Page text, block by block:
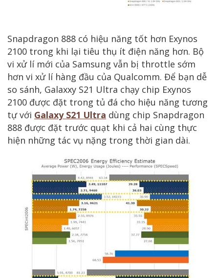
Snapdragon 888 có hiệu năng tốt hơn Exynos
2100 trong khi lại tiêu thụ ít điện năng hơn. Bộ
vi xử lí mới của Samsung vẫn bị throttle sớm
hơn vi xử lí hàng đầu của Qualcomm. Để bạn dễ
so sánh, Galaxxy S21 Ultra chạy chip Exynos
2100 được đặt trong tủ đá cho hiệu năng tương
tự với Galaxy S21 Ultra dùng chip Snapdragon
888 được đặt trước quạt khi cả hai cùng thực
hiện những tác vụ nặng trong thời gian dài.